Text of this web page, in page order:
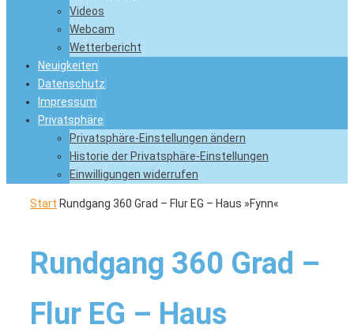
Videos
Webcam
Wetterbericht
Neuigkeiten
Datenschutz
Impressum
Privatsphäre
Privatsphäre-Einstellungen ändern
Historie der Privatsphäre-Einstellungen
Einwilligungen widerrufen
Start Rundgang 360 Grad – Flur EG – Haus »Fynn«
Rundgang 360 Grad –
Flur EG – Haus